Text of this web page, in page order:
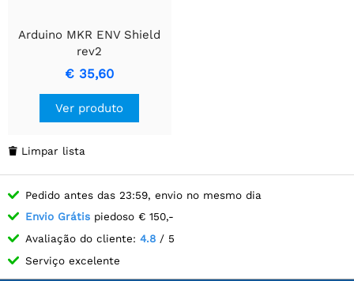
Arduino MKR ENV Shield
rev2
€ 35,60
Ver produto
 Limpar lista
Pedido antes das 23:59, envio no mesmo dia
Envio Grátis piedoso € 150,-
Avaliação do cliente: 4.8 / 5
Serviço excelente